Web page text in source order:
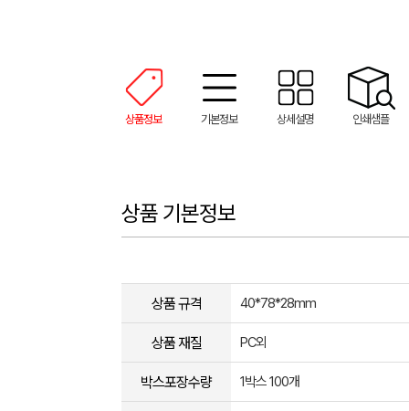
상품정보 기본정보 상세설명 인쇄샘플
상품 기본정보
상품 규격 40*78*28mm
상품 재질 PC외
박스포장수량 1박스 100개